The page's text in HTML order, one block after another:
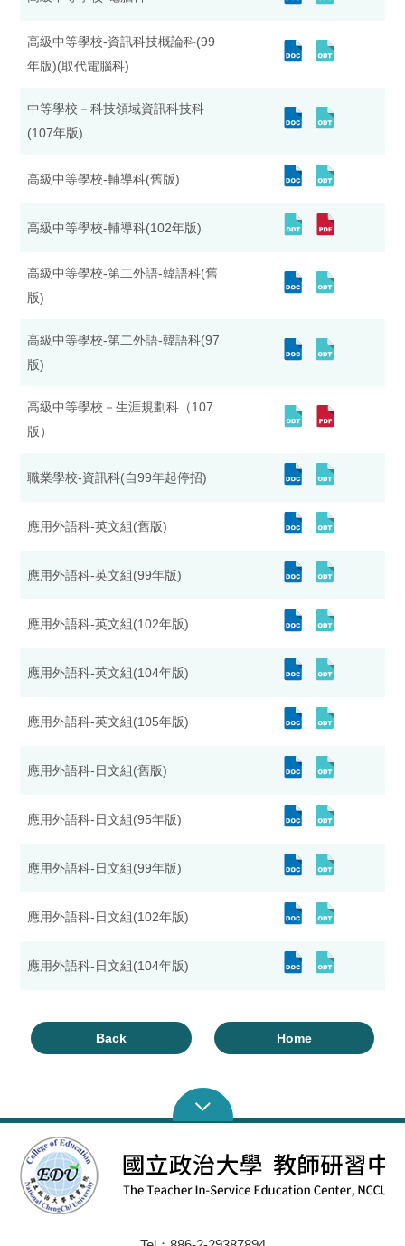
高級中等學校-資訊科技概論科(99
年版)(取代電腦科)
中等學校－科技領域資訊科技科
(107年版)
高級中等學校-輔導科(舊版)
高級中等學校-輔導科(102年版)
高級中等學校-第二外語-韓語科(舊
版)
高級中等學校-第二外語-韓語科(97
版)
高級中等學校－生涯規劃科（107
版）
職業學校-資訊科(自99年起停招)
應用外語科-英文組(舊版)
應用外語科-英文組(99年版)
應用外語科-英文組(102年版)
應用外語科-英文組(104年版)
應用外語科-英文組(105年版)
應用外語科-日文組(舊版)
應用外語科-日文組(95年版)
應用外語科-日文組(99年版)
應用外語科-日文組(102年版)
應用外語科-日文組(104年版)
Back Home